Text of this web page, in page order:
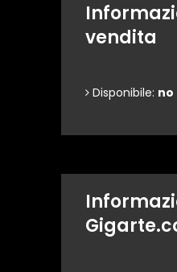
vendita
Disponibile: no